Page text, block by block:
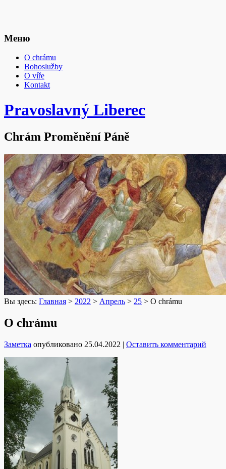
Меню
O chrámu
Bohoslužby
O víře
Kontakt
Pravoslavný Liberec
Chrám Proměnění Páně
Вы здесь: Главная > 2022 > Апрель > 25 > O chrámu
O chrámu
Заметка опубликовано 25.04.2022 | Оставить комментарий